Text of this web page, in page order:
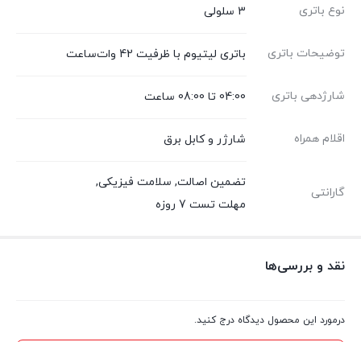
نوع باتری 3 سلولی
توضیحات باتری باتری لیتیوم با ظرفیت 42 وات‌ساعت
شارژدهی باتری 04:00 تا 08:00 ساعت
اقلام همراه شارژر و کابل برق
گارانتی
تضمین اصالت, سلامت فیزیکی,
مهلت تست 7 روزه
نقد و بررسی‌ها
درمورد این محصول دیدگاه درج کنید.